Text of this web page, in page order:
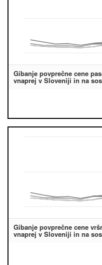
Gibanje povprečne cene
vnaprej v Sloveniji in na
Gibanje povprečne cene
vnaprej v Sloveniji in na